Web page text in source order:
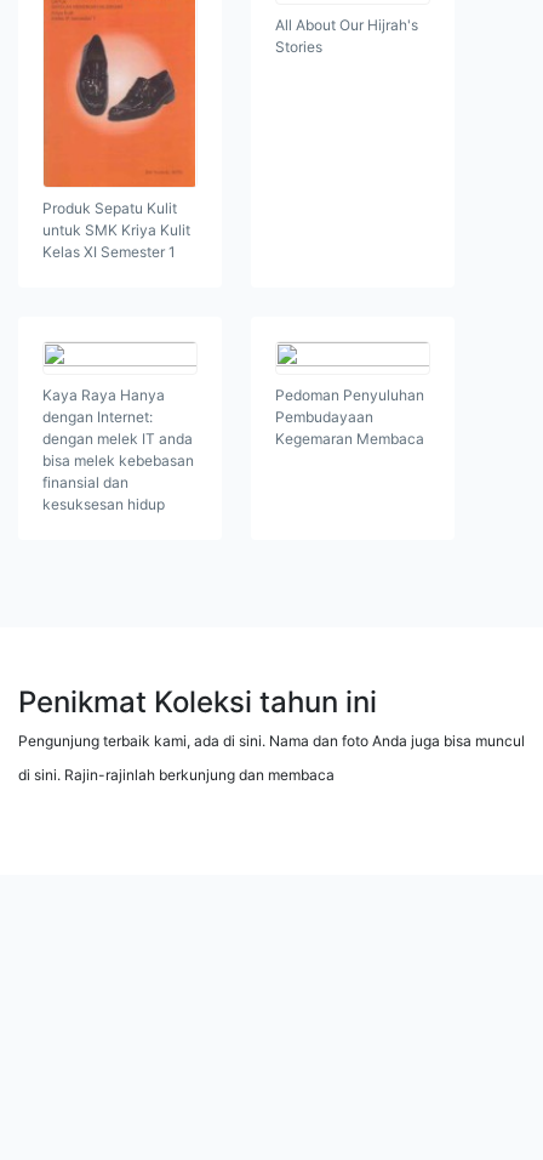
Produk Sepatu Kulit
untuk SMK Kriya Kulit
Kelas XI Semester 1
All About Our Hijrah's
Stories
Kaya Raya Hanya
dengan Internet:
dengan melek IT anda
bisa melek kebebasan
finansial dan
kesuksesan hidup
Pedoman Penyuluhan
Pembudayaan
Kegemaran Membaca
Penikmat Koleksi tahun ini
Pengunjung terbaik kami, ada di sini. Nama dan foto Anda juga bisa muncul
di sini. Rajin-rajinlah berkunjung dan membaca